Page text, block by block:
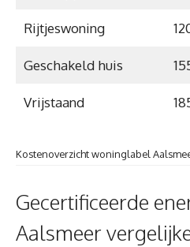
Rijtjeswoning
Geschakeld huis
Vrijstaand
Kostenoverzicht woninglabel
Gecertificeerde
Aalsmeer